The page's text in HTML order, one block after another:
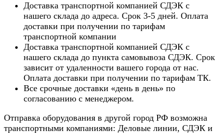
Доставка транспортной компанией СДЭК с
нашего склада до адреса. Срок 3-5 дней. Оплата
доставки при получении по тарифам
транспортной компании
Доставка транспортной компанией СДЭК с
нашего склада до пункта самовывоза СДЭК. Срок
зависит от удаленности вашего города от нас.
Оплата доставки при получении по тарифам ТК.
Все срочные доставки «день в день» по
согласованию с менеджером.
Отправка оборудования в другой город РФ возможна
транспортными компаниями: Деловые линии, СДЭК и